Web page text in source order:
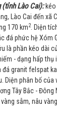
(tỉnh Lào Cai):kéo
Lào Cai đến xã
170 km2. Diện
đá phức hệ Xóm
là phần kéo dài
- dạng hấp thụ
granit felspat
Diện phân bố
Tây Bắc - Đông
sẫm, nâu